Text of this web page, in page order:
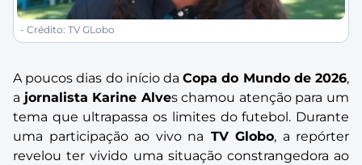
- Crédito: TV GLobo
A poucos dias do início daCopa do Mundo de 2026,
a jornalista Karine Alves chamou atenção para um
tema que ultrapassa os limites do futebol. Durante
uma participação ao vivo na TV Globo, a repórter
revelou ter vivido uma situação constrangedora ao